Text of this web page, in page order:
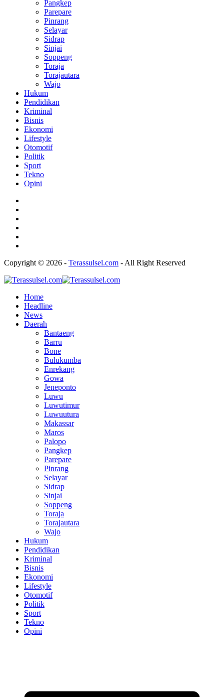
Pangkep
Parepare
Pinrang
Selayar
Sidrap
Sinjai
Soppeng
Toraja
Torajautara
Wajo
Hukum
Pendidikan
Kriminal
Bisnis
Ekonomi
Lifestyle
Otomotif
Politik
Sport
Tekno
Opini
Copyright © 2026 - Terassulsel.com - All Right Reserved
Home
Headline
News
Daerah
Bantaeng
Barru
Bone
Bulukumba
Enrekang
Gowa
Jeneponto
Luwu
Luwutimur
Luwuutura
Makassar
Maros
Palopo
Pangkep
Parepare
Pinrang
Selayar
Sidrap
Sinjai
Soppeng
Toraja
Torajautara
Wajo
Hukum
Pendidikan
Kriminal
Bisnis
Ekonomi
Lifestyle
Otomotif
Politik
Sport
Tekno
Opini